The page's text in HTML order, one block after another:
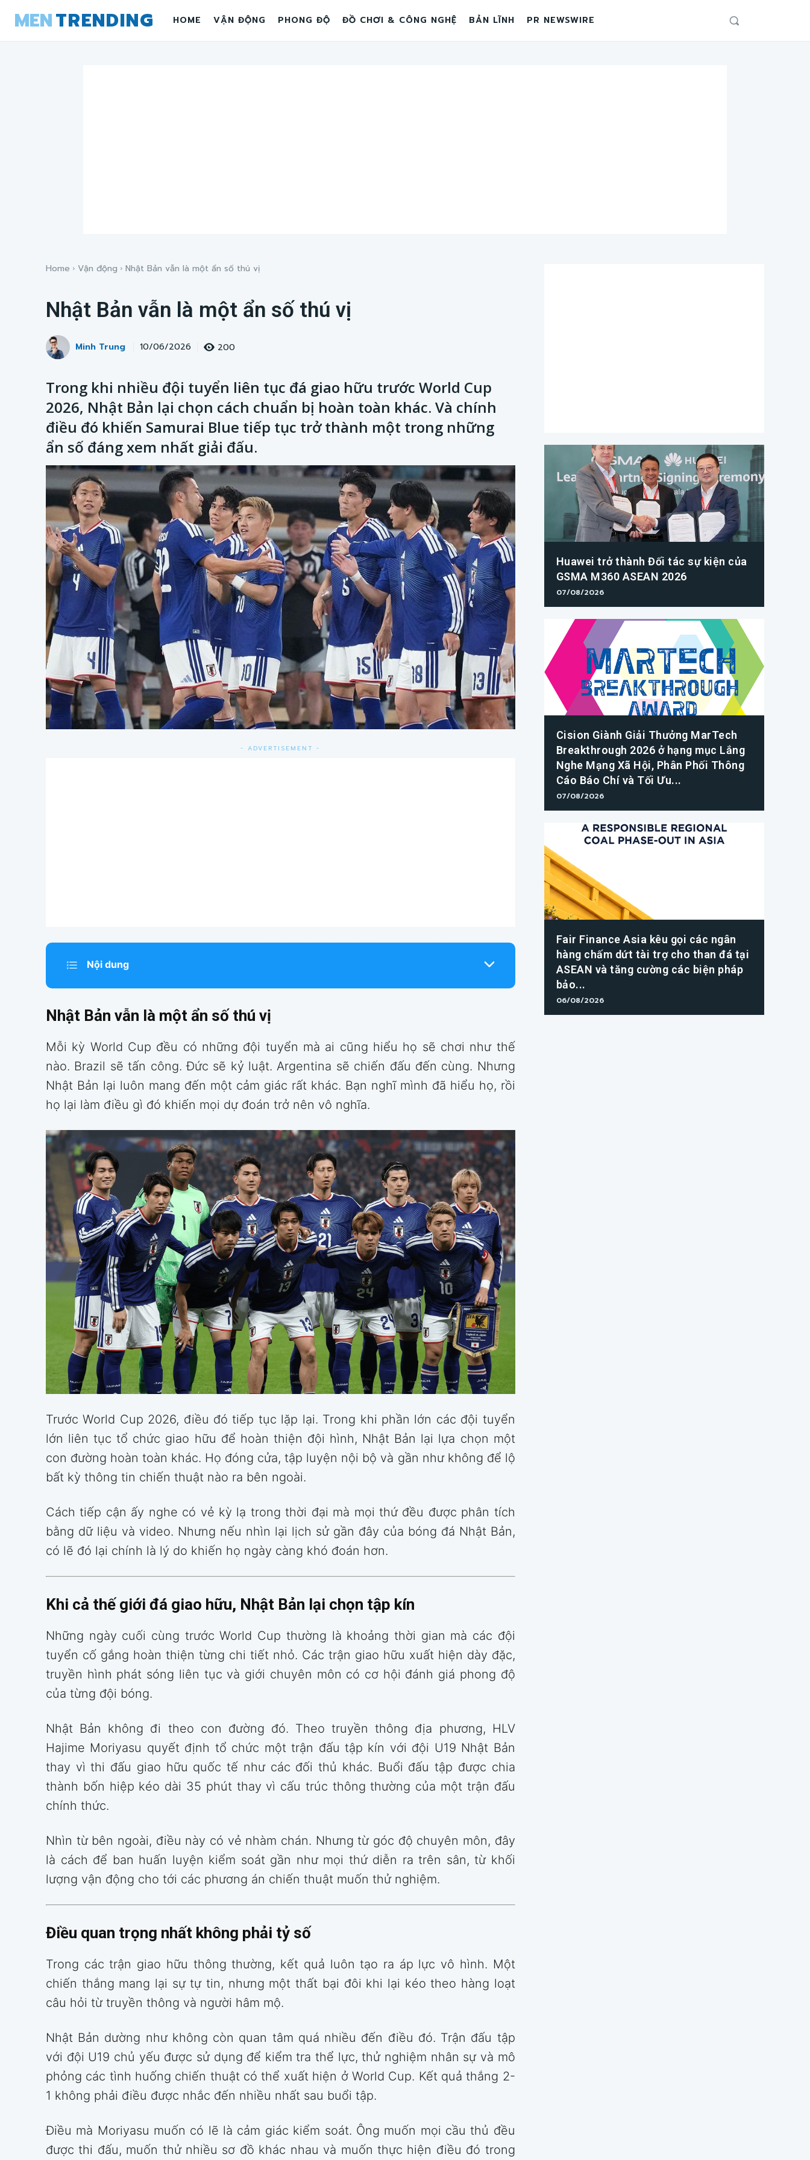
MENTRENDING HOME VẬN ĐỘNG PHONG ĐỘ ĐỒ CHƠI & CÔNG NGHỆ BẢN LĨNH PR NEWSWIRE
Home Vận động Nhật Bản vẫn là một ẩn số thú vị
Nhật Bản vẫn là một ẩn số thú vị
Minh Trung 10/06/2026 200
Trong khi nhiều đội tuyển liên tục đá giao hữu trước World Cup
2026, Nhật Bản lại chọn cách chuẩn bị hoàn toàn khác. Và chính
điều đó khiến Samurai Blue tiếp tục trở thành một trong những
ẩn số đáng xem nhất giải đấu.
- ADVERTISEMENT -
Nội dung
Nhật Bản vẫn là một ẩn số thú vị
Mỗi kỳ World Cup đều có những đội tuyển mà ai cũng hiểu họ sẽ chơi như thế
nào. Brazil sẽ tấn công. Đức sẽ kỷ luật. Argentina sẽ chiến đấu đến cùng. Nhưng
Nhật Bản lại luôn mang đến một cảm giác rất khác. Bạn nghĩ mình đã hiểu họ, rồi
họ lại làm điều gì đó khiến mọi dự đoán trở nên vô nghĩa.
Trước World Cup 2026, điều đó tiếp tục lặp lại. Trong khi phần lớn các đội tuyển
lớn liên tục tổ chức giao hữu để hoàn thiện đội hình, Nhật Bản lại lựa chọn một
con đường hoàn toàn khác. Họ đóng cửa, tập luyện nội bộ và gần như không để lộ
bất kỳ thông tin chiến thuật nào ra bên ngoài.
Cách tiếp cận ấy nghe có vẻ kỳ lạ trong thời đại mà mọi thứ đều được phân tích
bằng dữ liệu và video. Nhưng nếu nhìn lại lịch sử gần đây của bóng đá Nhật Bản,
có lẽ đó lại chính là lý do khiến họ ngày càng khó đoán hơn.
Khi cả thế giới đá giao hữu, Nhật Bản lại chọn tập kín
Những ngày cuối cùng trước World Cup thường là khoảng thời gian mà các đội
tuyển cố gắng hoàn thiện từng chi tiết nhỏ. Các trận giao hữu xuất hiện dày đặc,
truyền hình phát sóng liên tục và giới chuyên môn có cơ hội đánh giá phong độ
của từng đội bóng.
Nhật Bản không đi theo con đường đó. Theo truyền thông địa phương, HLV
Hajime Moriyasu quyết định tổ chức một trận đấu tập kín với đội U19 Nhật Bản
thay vì thi đấu giao hữu quốc tế như các đối thủ khác. Buổi đấu tập được chia
thành bốn hiệp kéo dài 35 phút thay vì cấu trúc thông thường của một trận đấu
chính thức.
Nhìn từ bên ngoài, điều này có vẻ nhàm chán. Nhưng từ góc độ chuyên môn, đây
là cách để ban huấn luyện kiểm soát gần như mọi thứ diễn ra trên sân, từ khối
lượng vận động cho tới các phương án chiến thuật muốn thử nghiệm.
Điều quan trọng nhất không phải tỷ số
Trong các trận giao hữu thông thường, kết quả luôn tạo ra áp lực vô hình. Một
chiến thắng mang lại sự tự tin, nhưng một thất bại đôi khi lại kéo theo hàng loạt
câu hỏi từ truyền thông và người hâm mộ.
Nhật Bản dường như không còn quan tâm quá nhiều đến điều đó. Trận đấu tập
với đội U19 chủ yếu được sử dụng để kiểm tra thể lực, thử nghiệm nhân sự và mô
phỏng các tình huống chiến thuật có thể xuất hiện ở World Cup. Kết quả thắng 2-
1 không phải điều được nhắc đến nhiều nhất sau buổi tập.
Điều mà Moriyasu muốn có lẽ là cảm giác kiểm soát. Ông muốn mọi cầu thủ đều
được thi đấu, muốn thử nhiều sơ đồ khác nhau và muốn thực hiện điều đó trong
Huawei trở thành Đối tác sự kiện của
GSMA M360 ASEAN 2026
07/08/2026
Cision Giành Giải Thưởng MarTech
Breakthrough 2026 ở hạng mục Lắng
Nghe Mạng Xã Hội, Phân Phối Thông
Cáo Báo Chí và Tối Ưu...
07/08/2026
Fair Finance Asia kêu gọi các ngân
hàng chấm dứt tài trợ cho than đá tại
ASEAN và tăng cường các biện pháp
bảo...
06/08/2026